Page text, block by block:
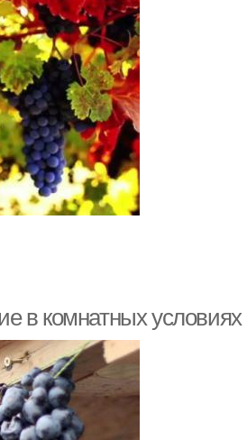
в комнатных условиях